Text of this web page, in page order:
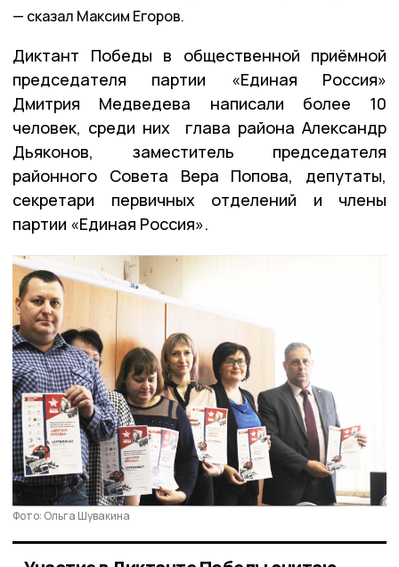
сказал Максим Егоров.
Диктант Победы в общественной приёмной
председателя партии «Единая Россия»
Дмитрия Медведева написали более 10
человек, среди них глава района Александр
Дьяконов, заместитель председателя
районного Совета Вера Попова, депутаты,
секретари первичных отделений и члены
партии «Единая Россия».
Фото: Ольга Шувакина